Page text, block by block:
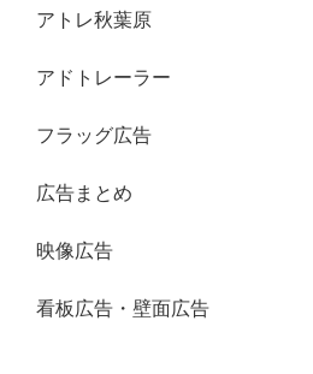
アトレ秋葉原
アドトレーラー
フラッグ広告
広告まとめ
映像広告
看板広告・壁面広告